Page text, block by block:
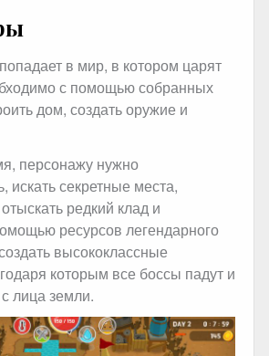
в мир, в котором царят
с помощью собранных
дом, создать оружие и
персонажу нужно
искать секретные места,
редкий клад и
ресурсов легендарного
высококлассные
которым все боссы падут и
лица земли.